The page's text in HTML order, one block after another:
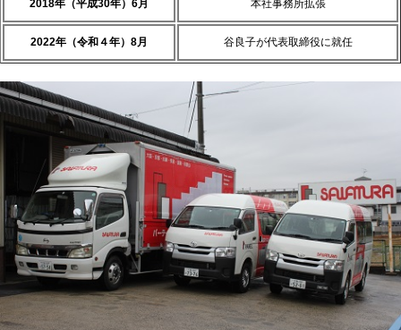
2018年（平成30年）6月 本社事務所拡張
2022年（令和４年）8月 谷良子が代表取締役に就任